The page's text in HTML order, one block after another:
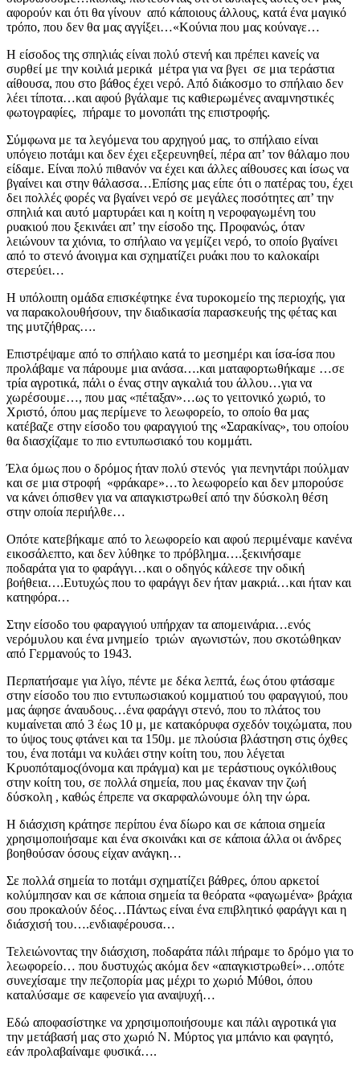
αφορούν και ότι θα γίνουν από κάποιους άλλους, κατά ένα μαγικό
τρόπο, που δεν θα μας αγγίξει…«Κούνια που μας κούναγε…
Η είσοδος της σπηλιάς είναι πολύ στενή και πρέπει κανείς να
συρθεί με την κοιλιά μερικά μέτρα για να βγει σε μια τεράστια
αίθουσα, που στο βάθος έχει νερό. Από διάκοσμο το σπήλαιο δεν
λέει τίποτα…και αφού βγάλαμε τις καθιερωμένες αναμνηστικές
φωτογραφίες, πήραμε το μονοπάτι της επιστροφής.
Σύμφωνα με τα λεγόμενα του αρχηγού μας, το σπήλαιο είναι
υπόγειο ποτάμι και δεν έχει εξερευνηθεί, πέρα απ’ τον θάλαμο που
είδαμε. Είναι πολύ πιθανόν να έχει και άλλες αίθουσες και ίσως να
βγαίνει και στην θάλασσα…Επίσης μας είπε ότι ο πατέρας του, έχει
δει πολλές φορές να βγαίνει νερό σε μεγάλες ποσότητες απ’ την
σπηλιά και αυτό μαρτυράει και η κοίτη η νεροφαγωμένη του
ρυακιού που ξεκινάει απ’ την είσοδο της. Προφανώς, όταν
λειώνουν τα χιόνια, το σπήλαιο να γεμίζει νερό, το οποίο βγαίνει
από το στενό άνοιγμα και σχηματίζει ρυάκι που το καλοκαίρι
στερεύει…
Η υπόλοιπη ομάδα επισκέφτηκε ένα τυροκομείο της περιοχής, για
να παρακολουθήσουν, την διαδικασία παρασκευής της φέτας και
της μυτζήθρας….
Επιστρέψαμε από το σπήλαιο κατά το μεσημέρι και ίσα-ίσα που
προλάβαμε να πάρουμε μια ανάσα….και ματαφορτωθήκαμε …σε
τρία αγροτικά, πάλι ο ένας στην αγκαλιά του άλλου…για να
χωρέσουμε…, που μας «πέταξαν»…ως το γειτονικό χωριό, το
Χριστό, όπου μας περίμενε το λεωφορείο, το οποίο θα μας
κατέβαζε στην είσοδο του φαραγγιού της «Σαρακίνας», του οποίου
θα διασχίζαμε το πιο εντυπωσιακό του κομμάτι.
Έλα όμως που ο δρόμος ήταν πολύ στενός για πενηντάρι πούλμαν
και σε μια στροφή «φράκαρε»…το λεωφορείο και δεν μπορούσε
να κάνει όπισθεν για να απαγκιστρωθεί από την δύσκολη θέση
στην οποία περιήλθε…
Οπότε κατεβήκαμε από το λεωφορείο και αφού περιμέναμε κανένα
εικοσάλεπτο, και δεν λύθηκε το πρόβλημα….ξεκινήσαμε
ποδαράτα για το φαράγγι…και ο οδηγός κάλεσε την οδική
βοήθεια….Ευτυχώς που το φαράγγι δεν ήταν μακριά…και ήταν και
κατηφόρα…
Στην είσοδο του φαραγγιού υπήρχαν τα απομεινάρια…ενός
νερόμυλου και ένα μνημείο τριών αγωνιστών, που σκοτώθηκαν
από Γερμανούς το 1943.
Περπατήσαμε για λίγο, πέντε με δέκα λεπτά, έως ότου φτάσαμε
στην είσοδο του πιο εντυπωσιακού κομματιού του φαραγγιού, που
μας άφησε άναυδους…ένα φαράγγι στενό, που το πλάτος του
κυμαίνεται από 3 έως 10 μ, με κατακόρυφα σχεδόν τοιχώματα, που
το ύψος τους φτάνει και τα 150μ. με πλούσια βλάστηση στις όχθες
του, ένα ποτάμι να κυλάει στην κοίτη του, που λέγεται
Κρυοπόταμος(όνομα και πράγμα) και με τεράστιους ογκόλιθους
στην κοίτη του, σε πολλά σημεία, που μας έκαναν την ζωή
δύσκολη , καθώς έπρεπε να σκαρφαλώνουμε όλη την ώρα.
Η διάσχιση κράτησε περίπου ένα δίωρο και σε κάποια σημεία
χρησιμοποιήσαμε και ένα σκοινάκι και σε κάποια άλλα οι άνδρες
βοηθούσαν όσους είχαν ανάγκη…
Σε πολλά σημεία το ποτάμι σχηματίζει βάθρες, όπου αρκετοί
κολύμπησαν και σε κάποια σημεία τα θεόρατα «φαγωμένα» βράχια
σου προκαλούν δέος…Πάντως είναι ένα επιβλητικό φαράγγι και η
διάσχισή του….ενδιαφέρουσα…
Τελειώνοντας την διάσχιση, ποδαράτα πάλι πήραμε το δρόμο για το
λεωφορείο… που δυστυχώς ακόμα δεν «απαγκιστρωθεί»…οπότε
συνεχίσαμε την πεζοπορία μας μέχρι το χωριό Μύθοι, όπου
καταλύσαμε σε καφενείο για αναψυχή…
Εδώ αποφασίστηκε να χρησιμοποιήσουμε και πάλι αγροτικά για
την μετάβασή μας στο χωριό Ν. Μύρτος για μπάνιο και φαγητό,
εάν προλαβαίναμε φυσικά….